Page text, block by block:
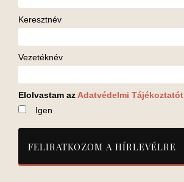
Keresztnév
Vezetéknév
Elolvastam az Adatvédelmi Tájékoztatót
Igen